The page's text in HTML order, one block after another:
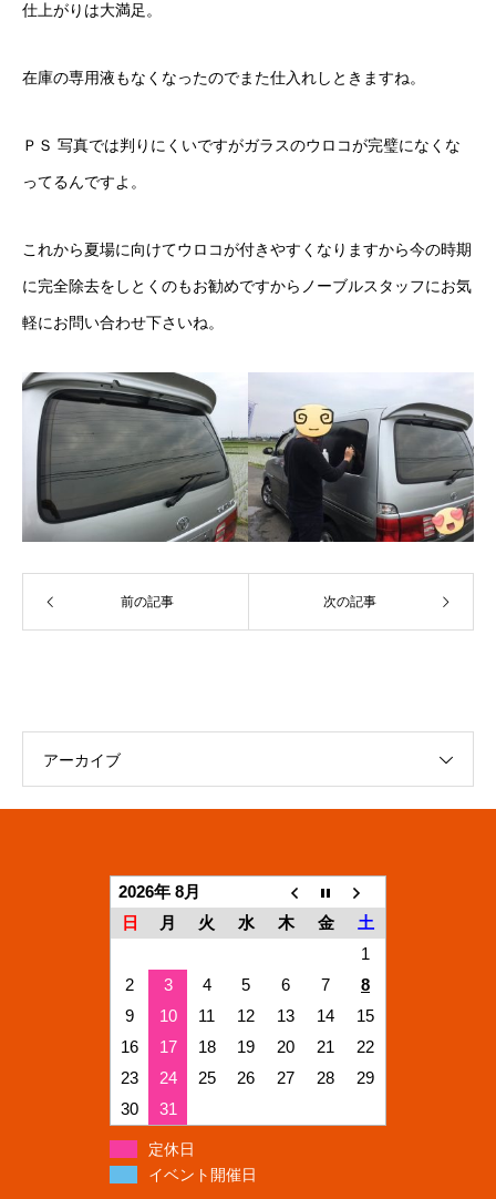
仕上がりは大満足。
在庫の専用液もなくなったのでまた仕入れしときますね。
ＰＳ 写真では判りにくいですがガラスのウロコが完璧になくな
ってるんですよ。
これから夏場に向けてウロコが付きやすくなりますから今の時期
に完全除去をしとくのもお勧めですからノーブルスタッフにお気
軽にお問い合わせ下さいね。
前の記事 次の記事
アーカイブ
2026年 8月
日
月 火 水 木 金
土
1
2
3 4 5 6 7
8
9
10 11 12 13 14
15
16
17 18 19 20 21
22
23
24 25 26 27 28
29
30
31
定休日
イベント開催日